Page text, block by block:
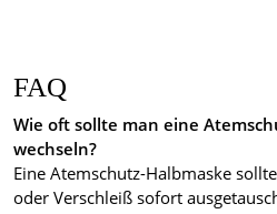
FAQ
Wie oft sollte man eine
wechseln?
Eine Atemschutz-Halbmaske
oder Verschleiß sofort